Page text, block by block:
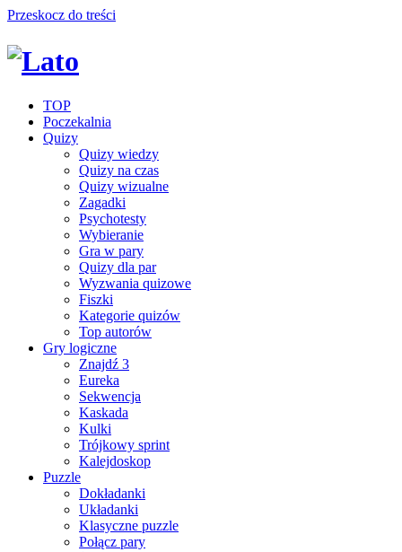
Przeskocz do treści
TOP
Poczekalnia
Quizy
Quizy wiedzy
Quizy na czas
Quizy wizualne
Zagadki
Psychotesty
Wybieranie
Gra w pary
Quizy dla par
Wyzwania quizowe
Fiszki
Kategorie quizów
Top autorów
Gry logiczne
Znajdź 3
Eureka
Sekwencja
Kaskada
Kulki
Trójkowy sprint
Kalejdoskop
Puzzle
Dokładanki
Układanki
Klasyczne puzzle
Połącz pary